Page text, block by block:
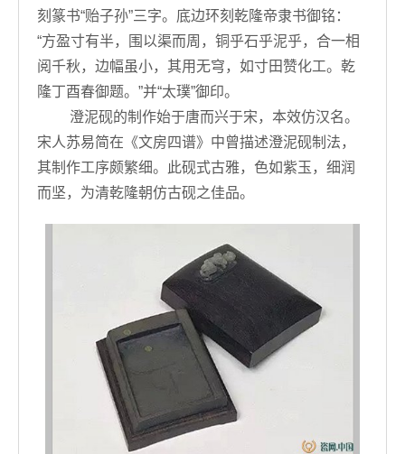
刻篆书“贻子孙”三字。底边环刻乾隆帝隶书御铭：
“方盈寸有半，围以渠而周，铜乎石乎泥乎，合一相
阅千秋，边幅虽小，其用无穹，如寸田赞化工。乾
隆丁酉春御题。”并“太璞”御印。
澄泥砚的制作始于唐而兴于宋，本效仿汉名。
宋人苏易简在《文房四谱》中曾描述澄泥砚制法，
其制作工序颇繁细。此砚式古雅，色如紫玉，细润
而坚，为清乾隆朝仿古砚之佳品。